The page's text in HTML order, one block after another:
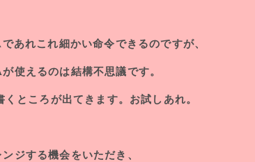
あれこれ細かい命令できるのですが、
使えるのは結構不思議です。
ところが出てきます。お試しあれ。
ジする機会をいただき、